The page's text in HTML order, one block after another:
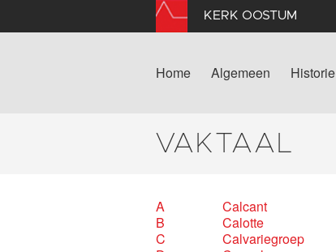
KERK OOSTUM
Home Algemeen Historie
VAKTAAL
A
B
C
Calcant
Calotte
Calvariegroep